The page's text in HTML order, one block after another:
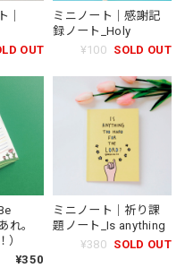
｜
OUT
ミニノート｜感謝記
録ノート_Holy
¥100 SOLD OUT
れ。
）
¥350
ミニノート｜祈り課
題ノート_Is anything
¥380 SOLD OUT